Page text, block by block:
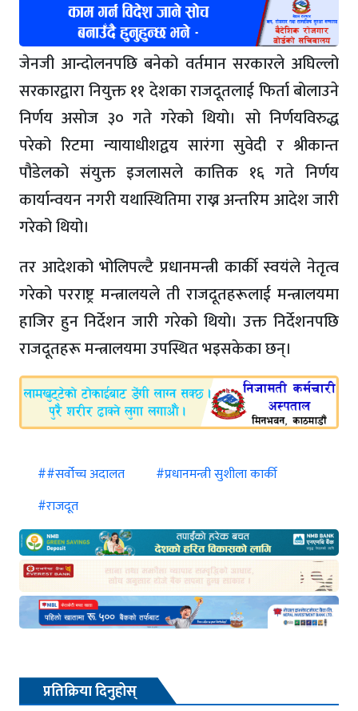
जेनजी आन्दोलनपछि बनेको वर्तमान सरकारले अघिल्लो
सरकारद्वारा नियुक्त ११ देशका राजदूतलाई फिर्ता बोलाउने
निर्णय असोज ३० गते गरेको थियो। सो निर्णयविरुद्ध
परेको रिटमा न्यायाधीशद्वय सारंगा सुवेदी र श्रीकान्त
पौडेलको संयुक्त इजलासले कात्तिक १६ गते निर्णय
कार्यान्वयन नगरी यथास्थितिमा राख्न अन्तरिम आदेश जारी
गरेको थियो।
तर आदेशको भोलिपल्टै प्रधानमन्त्री कार्की स्वयंले नेतृत्व
गरेको परराष्ट्र मन्त्रालयले ती राजदूतहरूलाई मन्त्रालयमा
हाजिर हुन निर्देशन जारी गरेको थियो। उक्त निर्देशनपछि
राजदूतहरू मन्त्रालयमा उपस्थित भइसकेका छन्।
##सर्वोच्च अदालत
#प्रधानमन्त्री सुशीला कार्की
#राजदूत
प्रतिक्रिया दिनुहोस्